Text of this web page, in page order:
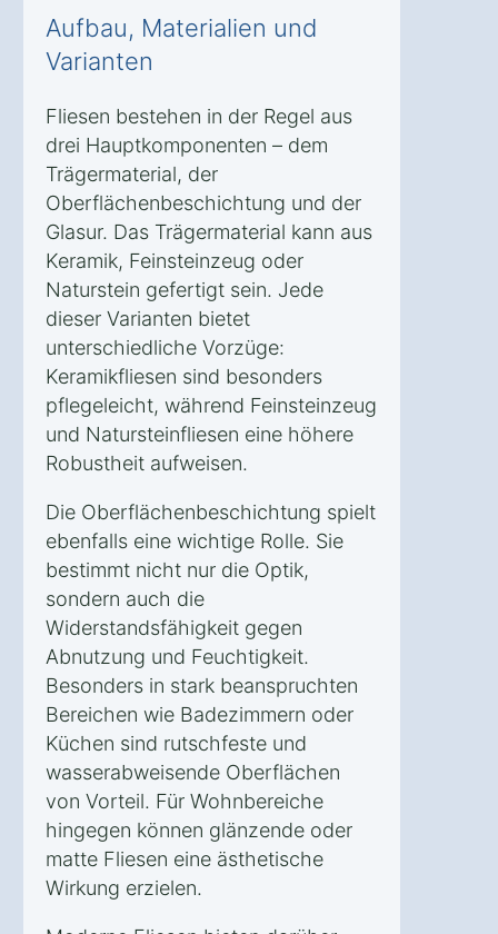
Aufbau, Materialien und
Varianten
Fliesen bestehen in der Regel aus
drei Hauptkomponenten – dem
Trägermaterial, der
Oberflächenbeschichtung und der
Glasur. Das Trägermaterial kann aus
Keramik, Feinsteinzeug oder
Naturstein gefertigt sein. Jede
dieser Varianten bietet
unterschiedliche Vorzüge:
Keramikfliesen sind besonders
pflegeleicht, während Feinsteinzeug
und Natursteinfliesen eine höhere
Robustheit aufweisen.
Die Oberflächenbeschichtung spielt
ebenfalls eine wichtige Rolle. Sie
bestimmt nicht nur die Optik,
sondern auch die
Widerstandsfähigkeit gegen
Abnutzung und Feuchtigkeit.
Besonders in stark beanspruchten
Bereichen wie Badezimmern oder
Küchen sind rutschfeste und
wasserabweisende Oberflächen
von Vorteil. Für Wohnbereiche
hingegen können glänzende oder
matte Fliesen eine ästhetische
Wirkung erzielen.